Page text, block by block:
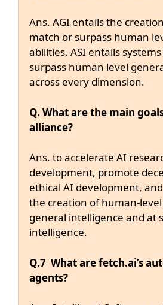
Ans. AGI entails the
match or surpass human
abilities. ASI entails
surpass human level
across every dimension.
Q. What are the main
alliance?
Ans. to accelerate AI
development, promote
ethical AI development,
the creation of human-
general intelligence and at
intelligence.
Q.7 What are fetch.ai’s
agents?